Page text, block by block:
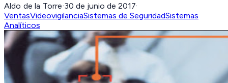
Aldo de la Torre·30 de junio de 2017·
VentasVideovigilanciaSistemas de SeguridadSistemas
Analíticos